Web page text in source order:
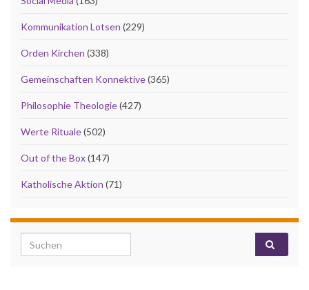
Kommunikation Lotsen (229)
Orden Kirchen (338)
Gemeinschaften Konnektive(365)
Philosophie Theologie(427)
Werte Rituale(502)
Out of the Box(147)
Katholische Aktion (71)
Search for: